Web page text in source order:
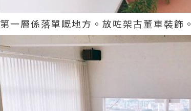
第一層係落單嘅地方。放咗架古董車裝飾。